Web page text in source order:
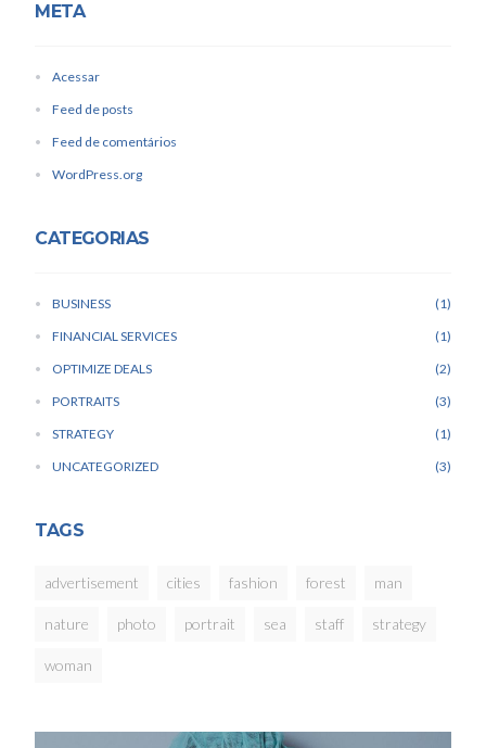
META
Acessar
Feed de posts
Feed de comentários
WordPress.org
CATEGORIAS
BUSINESS
1
FINANCIAL SERVICES
1
OPTIMIZE DEALS
2
PORTRAITS
3
STRATEGY
1
UNCATEGORIZED
3
TAGS
advertisement cities fashion forest man
nature photo portrait sea staff strategy
woman